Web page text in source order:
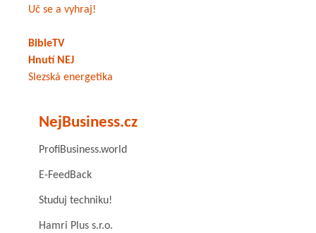
Uč se a vyhraj!
BibleTV
Hnutí NEJ
Slezská energetika
NejBusiness.cz
ProfiBusiness.world
E-FeedBack
Studuj techniku!
Hamri Plus s.r.o.